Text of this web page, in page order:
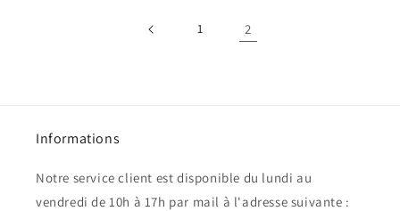
1 2
Informations
Notre service client est disponible du lundi au
vendredi de 10h à 17h par mail à l'adresse suivante :